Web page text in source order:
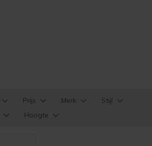
Prijs Merk
Stijl
Hoogte